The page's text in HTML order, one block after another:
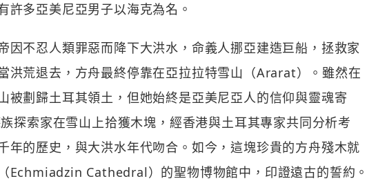
許多亞美尼亞男子以海克為名。
因不忍人類罪惡而降下大洪水，命義人挪亞建造巨船，拯救家
洪荒退去，方舟最終停靠在亞拉拉特雪山（Ararat）。雖然在
被劃歸土耳其領土，但她始終是亞美尼亞人的信仰與靈魂寄
探索家在雪山上拾獲木塊，經香港與土耳其專家共同分析考
年的歷史，與大洪水年代吻合。如今，這塊珍貴的方舟殘木就
Echmiadzin Cathedral）的聖物博物館中，印證遠古的誓約。